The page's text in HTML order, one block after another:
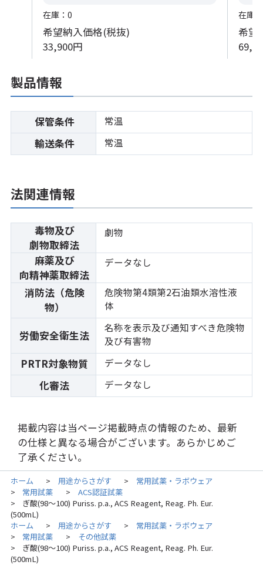
在庫：0
希望納入価格(税抜)
33,900円
在庫
希望
製品情報
保管条件 常温
輸送条件 常温
法関連情報
毒物及び
劇物取締法
劇物
麻薬及び
向精神薬取締法
データなし
消防法（危険
物）
危険物第4類第2石油類水溶性液
体
労働安全衛生法
名称を表示及び通知すべき危険物
及び有害物
PRTR対象物質 データなし
化審法 データなし
掲載内容は当ページ掲載時点の情報のため、最新
の仕様と異なる場合がございます。あらかじめご
了承ください。
ホーム > 用途からさがす > 常用試薬・ラボウェア
> 常用試薬 > ACS認証試薬
>
ぎ酸(98～100) Puriss. p.a., ACS Reagent, Reag. Ph. Eur.
(500mL)
ホーム
> 用途からさがす > 常用試薬・ラボウェア
> 常用試薬 > その他試薬
>
ぎ酸(98～100) Puriss. p.a., ACS Reagent, Reag. Ph. Eur.
(500mL)